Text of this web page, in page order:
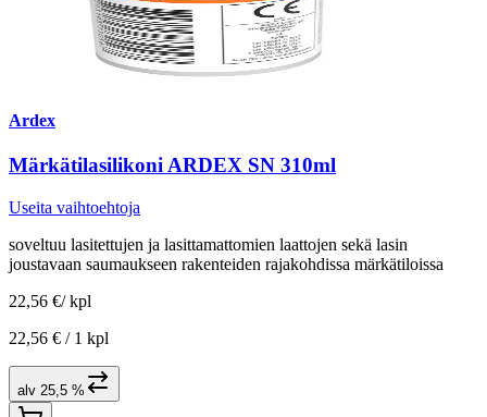
Ardex
Märkätilasilikoni ARDEX SN 310ml
Useita vaihtoehtoja
soveltuu lasitettujen ja lasittamattomien laattojen sekä lasin
joustavaan saumaukseen rakenteiden rajakohdissa märkätiloissa
22,56 €/ kpl
22,56 € / 1 kpl
alv 25,5 %